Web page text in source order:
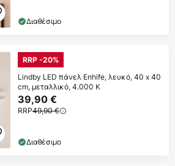
Διαθέσιμο
RRP -20%
Lindby LED πάνελ Enhife, λευκό, 40 x 40
cm, μεταλλικό, 4.000 K
39,90 €
RRP49,90 €
Διαθέσιμο